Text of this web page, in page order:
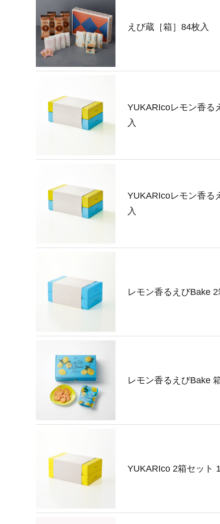
えび蔵［箱］84枚入
YUKARIcoレモン香る
入
YUKARIcoレモン香る
入
レモン香るえびBake
レモン香るえびBake
YUKARIco 2箱セット